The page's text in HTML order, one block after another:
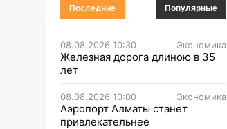
Последние Популярные
08.08.2026 10:30 Экономика
Железная дорога длиною в 35
лет
08.08.2026 10:00 Экономика
Аэропорт Алматы станет
привлекательнее